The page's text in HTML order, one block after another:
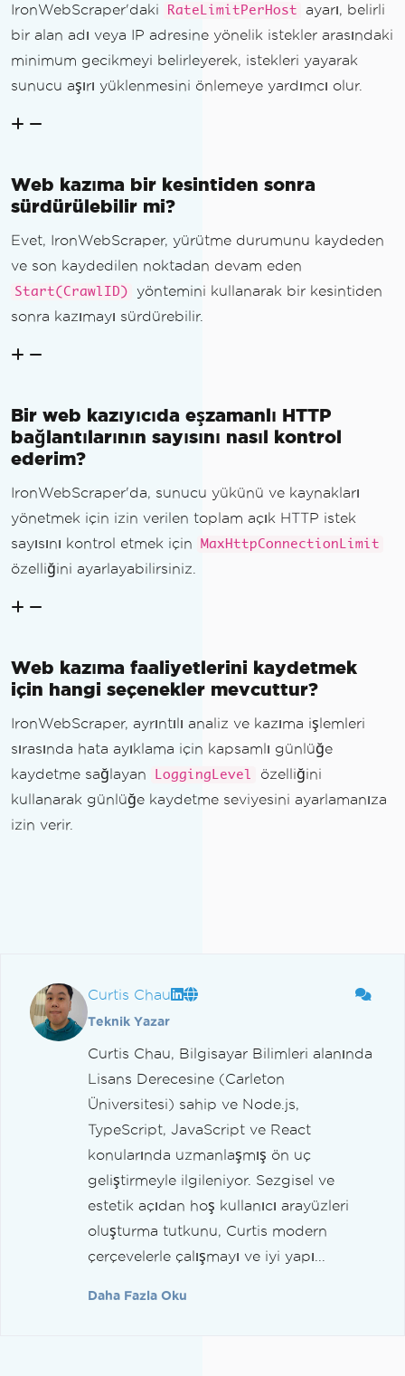
IronWebScraper'daki RateLimitPerHost
ayarı, belirli
bir alan adı veya IP adresine yönelik istekler arasındaki
minimum gecikmeyi belirleyerek, istekleri yayarak
sunucu aşırı yüklenmesini önlemeye yardımcı olur.
Web kazıma bir kesintiden sonra
sürdürülebilir mi?
Evet, IronWebScraper, yürütme durumunu kaydeden
ve son kaydedilen noktadan devam eden
Start(CrawlID)
yöntemini kullanarak bir kesintiden
sonra kazımayı sürdürebilir.
Bir web kazıyıcıda eşzamanlı HTTP
bağlantılarının sayısını nasıl kontrol
ederim?
IronWebScraper'da, sunucu yükünü ve kaynakları
yönetmek için izin verilen toplam açık HTTP istek
sayısını kontrol etmek için
MaxHttpConnectionLimit
özelliğini ayarlayabilirsiniz.
Web kazıma faaliyetlerini kaydetmek
için hangi seçenekler mevcuttur?
IronWebScraper, ayrıntılı analiz ve kazıma işlemleri
sırasında hata ayıklama için kapsamlı günlüğe
kaydetme sağlayan
LoggingLevel
özelliğini
kullanarak günlüğe kaydetme seviyesini ayarlamanıza
izin verir.
Curtis Chau
Teknik Yazar
Curtis Chau, Bilgisayar Bilimleri alanında
Lisans Derecesine (Carleton
Üniversitesi) sahip ve Node.js,
TypeScript, JavaScript ve React
konularında uzmanlaşmış ön uç
geliştirmeyle ilgileniyor. Sezgisel ve
estetik açıdan hoş kullanıcı arayüzleri
oluşturma tutkunu, Curtis modern
çerçevelerle çalışmayı ve iyi yapı...
Daha Fazla Oku